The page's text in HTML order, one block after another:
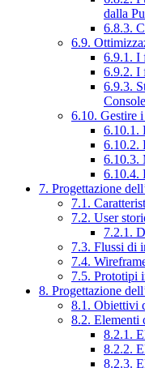
dalla
6.8.3.
6.9.
6.9.1. I
6.9.2. I
6.9.3.
Console
6.10. Gestire
6.10.1.
6.10.2.
6.10.3.
6.10.4.
7. Progettazione
7.1.
7.2. User
7.2.1.
7.3. Flussi di
7.4.
7.5. Prototipi
8. Progettazione
8.1. Obiettivi
8.2. Elementi
8.2.1.
8.2.2.
8.2.3.